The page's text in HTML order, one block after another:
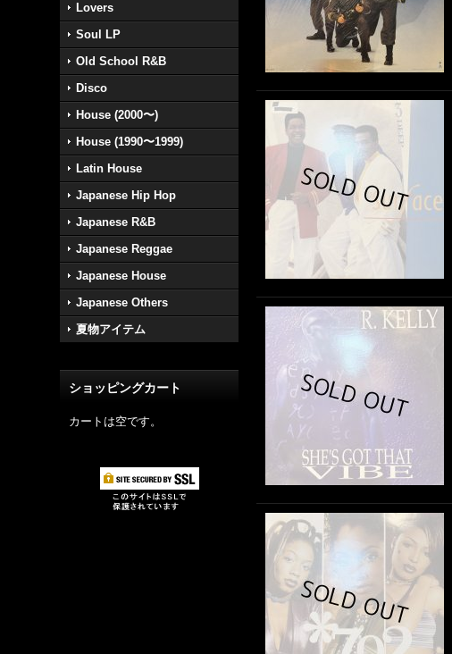
Lovers
Soul LP
Old School R&B
Disco
House (2000〜)
House (1990〜1999)
Latin House
Japanese Hip Hop
Japanese R&B
Japanese Reggae
Japanese House
Japanese Others
夏物アイテム
ショッピングカート
カートは空です。